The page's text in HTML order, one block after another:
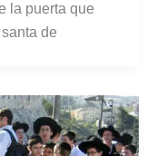
la puerta que
de